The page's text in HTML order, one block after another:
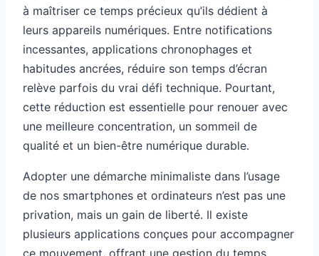
à maîtriser ce temps précieux qu’ils dédient à
leurs appareils numériques. Entre notifications
incessantes, applications chronophages et
habitudes ancrées, réduire son temps d’écran
relève parfois du vrai défi technique. Pourtant,
cette réduction est essentielle pour renouer avec
une meilleure concentration, un sommeil de
qualité et un bien-être numérique durable.
Adopter une démarche minimaliste dans l’usage
de nos smartphones et ordinateurs n’est pas une
privation, mais un gain de liberté. Il existe
plusieurs applications conçues pour accompagner